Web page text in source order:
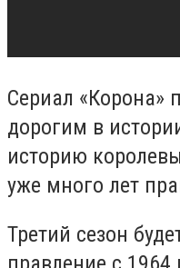
Сериал «Корона»
дорогим в
историю
уже много лет
Третий сезон